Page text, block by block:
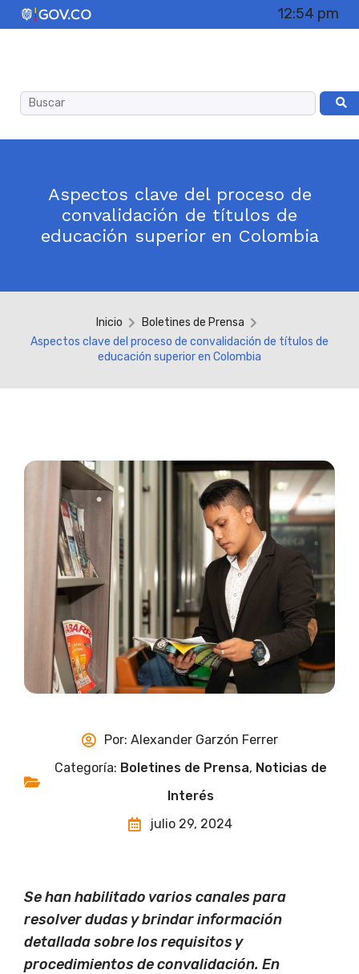
12:54 pm
Aspectos clave del proceso de
convalidación de títulos de
educación superior en Colombia
Inicio
Boletines de Prensa
Aspectos clave del proceso de convalidación de títulos de
educación superior en Colombia
Por: Alexander Garzón Ferrer
Categoría: Boletines de Prensa, Noticias de
Interés
julio 29, 2024
Se han habilitado varios canales para
resolver dudas y brindar información
detallada sobre los requisitos y
procedimientos de convalidación. En